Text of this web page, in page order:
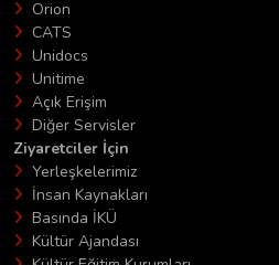
Orion
CATS
Unidocs
Unitime
Açık Erişim
Diğer Servisler
Ziyaretciler İçin
Yerleşkelerimiz
İnsan Kaynakları
Basında İKÜ
Kültür Ajandası